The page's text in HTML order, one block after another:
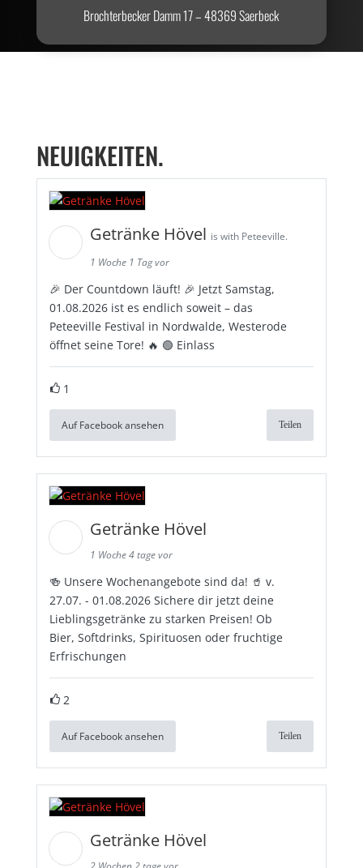
Brochterbecker Damm 17 – 48369 Saerbeck
NEUIGKEITEN.
Getränke Hövel is with Peteeville.
1 Woche 1 Tag vor
🎉 Der Countdown läuft! 🎉 Jetzt Samstag,
01.08.2026 ist es endlich soweit – das
Peteeville Festival in Nordwalde, Westerode
öffnet seine Tore! 🔥 🟢 Einlass
1
Auf Facebook ansehen Teilen
Getränke Hövel
1 Woche 4 tage vor
🍻 Unsere Wochenangebote sind da! 🥤 v.
27.07. - 01.08.2026 Sichere dir jetzt deine
Lieblingsgetränke zu starken Preisen! Ob
Bier, Softdrinks, Spirituosen oder fruchtige
Erfrischungen
2
Auf Facebook ansehen Teilen
Getränke Hövel